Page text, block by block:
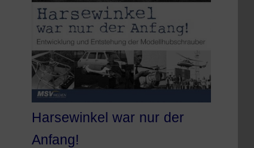
Harsewinkel war nur der
Anfang!